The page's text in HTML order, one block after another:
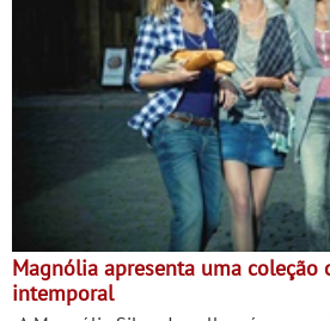
Magnólia apresenta uma coleção
intemporal